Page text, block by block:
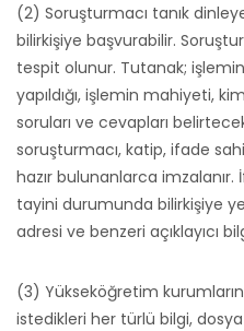
(2) Soruşturmacı tanık
bilirkişiye başvurabilir.
tespit olunur. Tutanak;
yapıldığı, işlemin mahiyeti,
soruları ve cevapları
soruşturmacı, katip, ifade
hazır bulunanlarca imzalanır.
tayini durumunda bilirkişiye
adresi ve benzeri açıklayıcı
(3) Yükseköğretim
istedikleri her türlü bilgi,